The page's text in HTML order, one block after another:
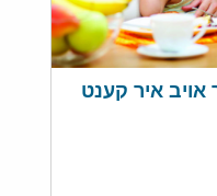
איר קענט